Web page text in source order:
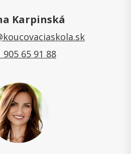
Karpinská
905 65 91 88